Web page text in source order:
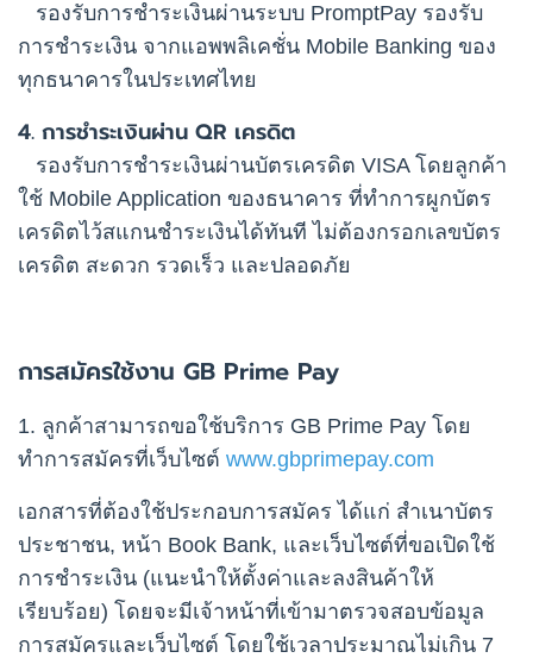
รองรับการชำระเงินผ่านระบบ PromptPay รองรับ
การชำระเงิน จากแอพพลิเคชั่น Mobile Banking ของ
ทุกธนาคารในประเทศไทย
4. การชำระเงินผ่าน QR เครดิต
รองรับการชำระเงินผ่านบัตรเครดิต VISA โดยลูกค้า
ใช้ Mobile Application ของธนาคาร ที่ทำการผูกบัตร
เครดิตไว้สแกนชำระเงินได้ทันที ไม่ต้องกรอกเลขบัตร
เครดิต สะดวก รวดเร็ว และปลอดภัย
การสมัครใช้งาน GB Prime Pay
1. ลูกค้าสามารถขอใช้บริการ GB Prime Pay โดย
ทำการสมัครที่เว็บไซต์ www.gbprimepay.com
เอกสารที่ต้องใช้ประกอบการสมัคร ได้แก่ สำเนาบัตร
ประชาชน, หน้า Book Bank, และเว็บไซต์ที่ขอเปิดใช้
การชำระเงิน (แนะนำให้ตั้งค่าและลงสินค้าให้
เรียบร้อย) โดยจะมีเจ้าหน้าที่เข้ามาตรวจสอบข้อมูล
การสมัครและเว็บไซต์ โดยใช้เวลาประมาณไม่เกิน 7